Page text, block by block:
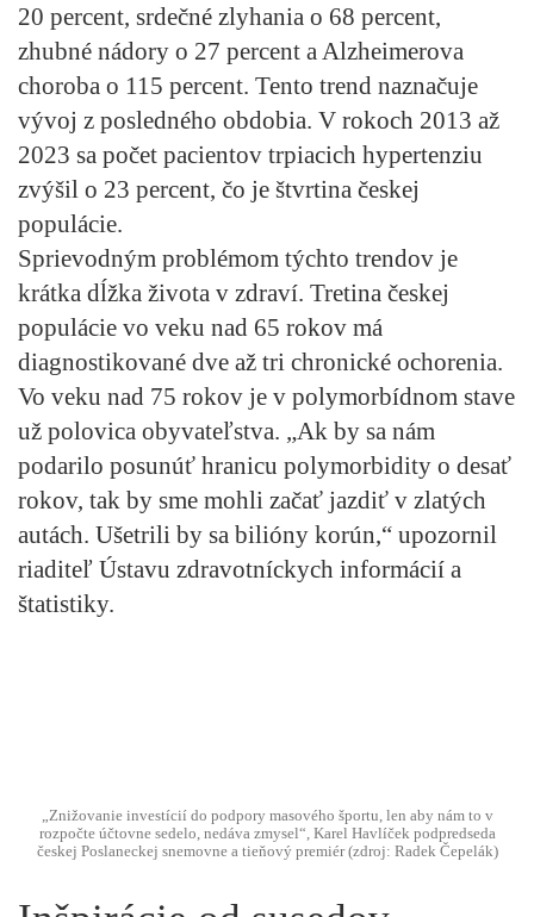
20 percent, srdečné zlyhania o 68 percent,
zhubné nádory o 27 percent a Alzheimerova
choroba o 115 percent. Tento trend naznačuje
vývoj z posledného obdobia. V rokoch 2013 až
2023 sa počet pacientov trpiacich hypertenziu
zvýšil o 23 percent, čo je štvrtina českej
populácie.
Sprievodným problémom týchto trendov je
krátka dĺžka života v zdraví. Tretina českej
populácie vo veku nad 65 rokov má
diagnostikované dve až tri chronické ochorenia.
Vo veku nad 75 rokov je v polymorbídnom stave
už polovica obyvateľstva. „Ak by sa nám
podarilo posunúť hranicu polymorbidity o desať
rokov, tak by sme mohli začať jazdiť v zlatých
autách. Ušetrili by sa bilióny korún,“ upozornil
riaditeľ Ústavu zdravotníckych informácií a
štatistiky.
„Znižovanie investícií do podpory masového športu, len aby nám to v
rozpočte účtovne sedelo, nedáva zmysel“, Karel Havlíček podpredseda
českej Poslaneckej snemovne a tieňový premiér (zdroj: Radek Čepelák)